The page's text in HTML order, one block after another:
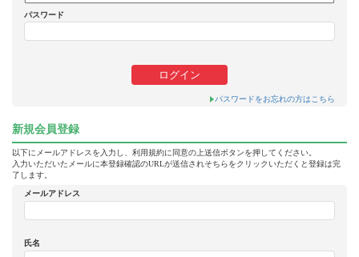
パスワード
パスワードをお忘れの方はこちら
新規会員登録
以下にメールアドレスを入力し、利用規約に同意の上送信ボタンを押してください。
入力いただいたメールに本登録確認のURLが送信されそちらをクリックいただくと登録は完
了します。
メールアドレス
氏名